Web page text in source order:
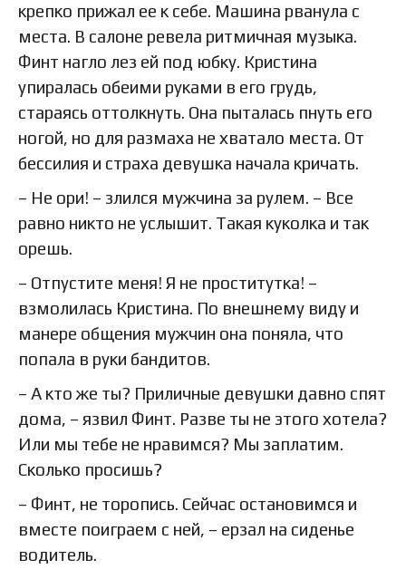
крепко прижал ее к себе. Машина рванула с
места. В салоне ревела ритмичная музыка.
Финт нагло лез ей под юбку. Кристина
упиралась обеими руками в его грудь,
стараясь оттолкнуть. Она пыталась пнуть его
ногой, но для размаха не хватало места. От
бессилия и страха девушка начала кричать.
– Не ори! – злился мужчина за рулем. – Все
равно никто не услышит. Такая куколка и так
орешь.
– Отпустите меня! Я не проститутка! –
взмолилась Кристина. По внешнему виду и
манере общения мужчин она поняла, что
попала в руки бандитов.
– А кто же ты? Приличные девушки давно спят
дома, – язвил Финт. Разве ты не этого хотела?
Или мы тебе не нравимся? Мы заплатим.
Сколько просишь?
– Финт, не торопись. Сейчас остановимся и
вместе поиграем с ней, – ерзал на сиденье
водитель.